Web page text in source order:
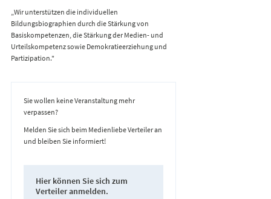
„Wir unterstützen die individuellen
Bildungsbiographien durch die Stärkung von
Basiskompetenzen, die Stärkung der Medien- und
Urteilskompetenz sowie Demokratieerziehung und
Partizipation."
Sie wollen keine Veranstaltung mehr
verpassen?
Melden Sie sich beim Medienliebe Verteiler an
und bleiben Sie informiert!
Hier können Sie sich zum
Verteiler anmelden.